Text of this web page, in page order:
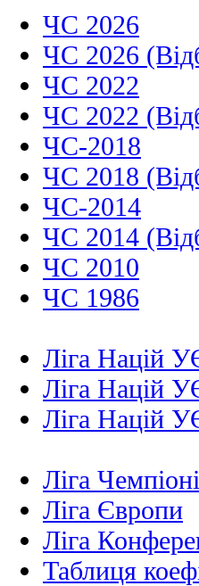
ЧС 2026
ЧС 2026
ЧС 2022
ЧС 2022
ЧС-2018
ЧС 2018
ЧС-2014
ЧС 2014
ЧС 2010
ЧС 1986
Ліга Націй
Ліга Націй
Ліга Націй
Ліга
Ліга Європи
Ліга
Таблиця